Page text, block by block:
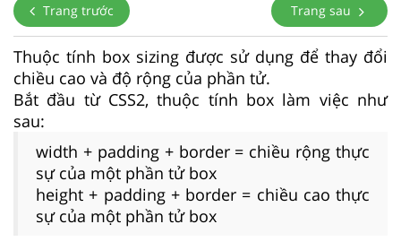
Trang trước Trang sau
Thuộc tính box sizing được sử dụng để thay đổi
chiều cao và độ rộng của phần tử.
Bắt đầu từ CSS2, thuộc tính box làm việc như
sau:
width + padding + border = chiều rộng thực
sự của một phần tử box
height + padding + border = chiều cao thực
sự của một phần tử box